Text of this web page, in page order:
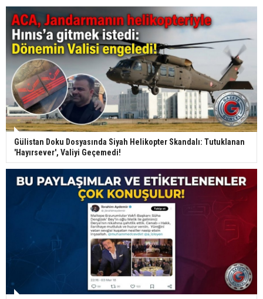
Gülistan Doku Dosyasında Siyah Helikopter Skandalı: Tutuklanan
'Hayırsever', Valiyi Geçemedi!